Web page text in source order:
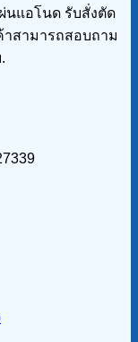
นแอโนด รับสั่งตัด
สามารถสอบถาม